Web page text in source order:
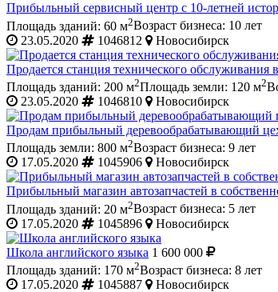
Прибыльный сервисный центр с 10-летней
Площадь зданий: 60 м2Возраст бизнеса: 10 лет
23.05.2020
1046812 Новосибирск
Продается станция технического
Площадь зданий: 200 м2Площадь земли: 120 м2
23.05.2020
1046810 Новосибирск
Продам прибыльный деревообрабатывающий
Площадь земли: 800 м2Возраст бизнеса: 9 лет
17.05.2020
1045906 Новосибирск
Прибыльный магазин автозапчастей в
Площадь зданий: 20 м2Возраст бизнеса: 5 лет
17.05.2020
1045896 Новосибирск
Школа английского языка 1 600 000
Площадь зданий: 170 м2Возраст бизнеса: 8 лет
17.05.2020
1045887 Новосибирск